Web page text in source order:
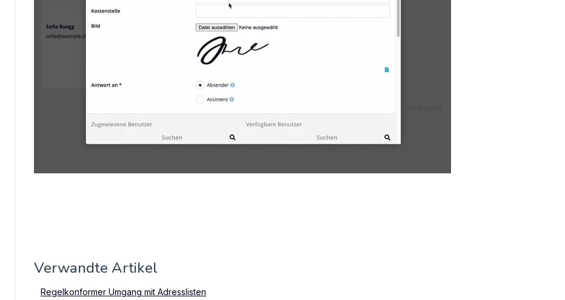
Verwandte Artikel
Regelkonformer Umgang mit Adresslisten